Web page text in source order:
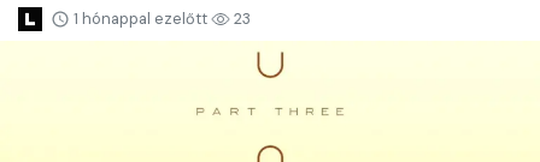
1 hónappal ezelőtt 23